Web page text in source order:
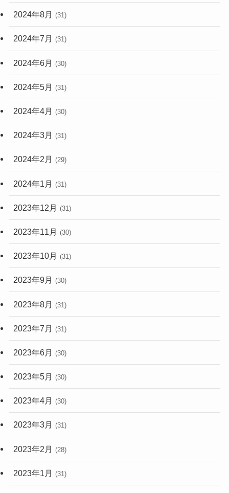
2024年8月 (31)
2024年7月 (31)
2024年6月 (30)
2024年5月 (31)
2024年4月 (30)
2024年3月 (31)
2024年2月 (29)
2024年1月 (31)
2023年12月 (31)
2023年11月 (30)
2023年10月 (31)
2023年9月 (30)
2023年8月 (31)
2023年7月 (31)
2023年6月 (30)
2023年5月 (30)
2023年4月 (30)
2023年3月 (31)
2023年2月 (28)
2023年1月 (31)